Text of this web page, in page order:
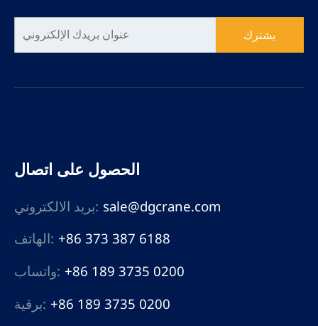
يشترك
الحصول على اتصال
بريد الالكتروني: sale@dgcrane.com
الهاتف: +86 373 387 6188
واتساب: +86 189 3735 0200
برقية: +86 189 3735 0200